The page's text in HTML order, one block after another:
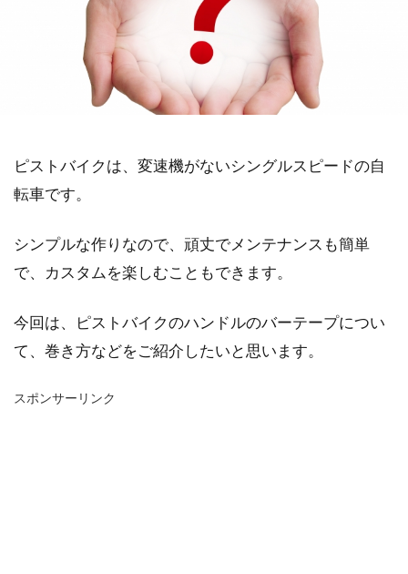
ピストバイクは、変速機がないシングルスピードの自
転車です。
シンプルな作りなので、頑丈でメンテナンスも簡単
で、カスタムを楽しむこともできます。
今回は、ピストバイクのハンドルのバーテープについ
て、巻き方などをご紹介したいと思います。
スポンサーリンク